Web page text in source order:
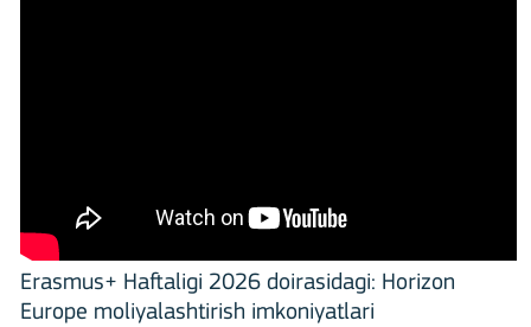
Erasmus+ Haftaligi 2026 doirasidagi: Horizon
Europe moliyalashtirish imkoniyatlari